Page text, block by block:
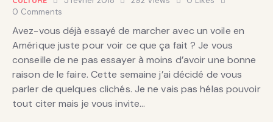
0 Comments
Avez-vous déjà essayé de marcher avec un voile en
Amérique juste pour voir ce que ça fait ? Je vous
conseille de ne pas essayer à moins d’avoir une bonne
raison de le faire. Cette semaine j’ai décidé de vous
parler de quelques clichés. Je ne vais pas hélas pouvoir
tout citer mais je vous invite…